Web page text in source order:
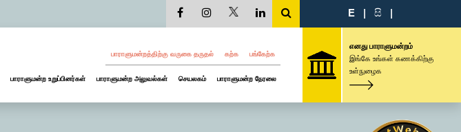
E | සි |
பாராளுமன்றத்திற்கு வருகை தருதல் கற்க பங்கேற்க
பாராளுமன்ற உறுப்பினர்கள் பாராளுமன்ற அலுவல்கள் செயலகம் பாராளுமன்ற நேரலை
எனது பாராளுமன்றம்
இங்கே உங்கள் கணக்கிற்கு
உள்நுழைக